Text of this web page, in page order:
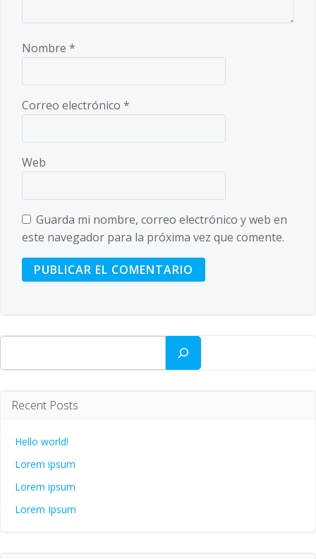
Nombre *
Correo electrónico *
Web
Guarda mi nombre, correo electrónico y web en
este navegador para la próxima vez que comente.
Buscar
Recent Posts
Hello world!
Lorem ipsum
Lorem ipsum
Lorem Ipsum